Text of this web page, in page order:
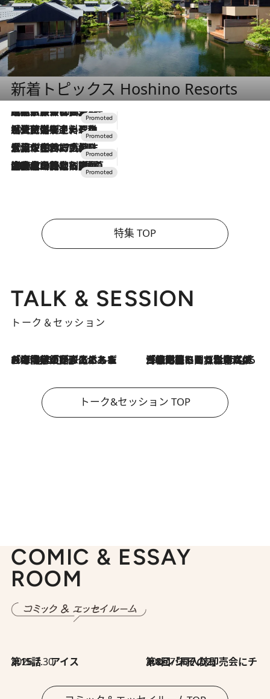
新着トピックス Hoshino Resorts
2026.7.31
【ホテル帰省】という選択肢をOMOが提案。家族とほどよい距離を保つには「昼は実家、夜は気兼ねなくホテルで！」
2026.7.24
【夏限定ディナーコース】旬を迎える稚鮎や花ズッキーニなどをイタリア・トスカーナの郷土料理の手法で満喫！
2026.7.17
「土佐和ハーブかき氷」がOMO7高知に登場！生姜、山椒、大葉など目にも舌にも涼を呼ぶ郷土の味
2026.7.10
NEW OPEN！【界 草津】名湯の地に誕生。趣の異なる2種の温泉と上州ならではの会席・蕎麦割烹など美食を味わう究極の癒やし旅
特集 TOP
TALK & SESSION
トーク＆セッション
2026.8.3
「今後値上げがあるとすれば…」「リスクがあるのは今年の冬」エネルギー専門家が語る、ホルムズ海峡封鎖が家庭にもたらす“ある心配” 2026.8.3
「住宅建てられない…」「サーチャージ料の高値が続いている」ホルムズ海峡封鎖による影響はいつまで続く？《エネルギー専門家に聞く“どうなる日本の暮らし”》
トーク&セッション TOP
COMIC & ESSAY
ROOM
2026.7.30
第15話 アイス 2026.7.30
第8回「同人誌即売会にチャレンジ その2」